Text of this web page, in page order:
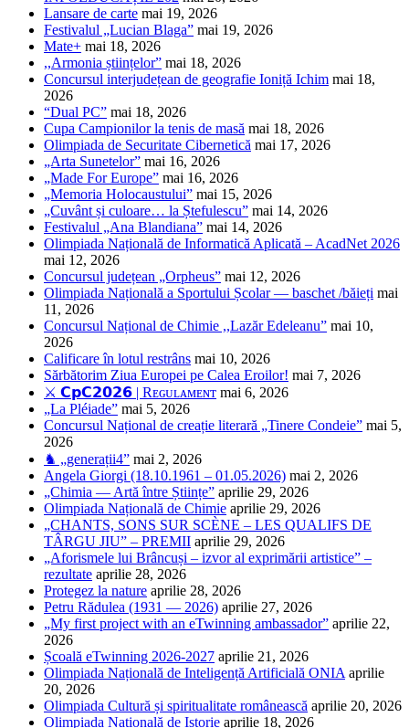
Lansare de carte mai 19, 2026
Festivalul „Lucian Blaga” mai 19, 2026
Mate+ mai 18, 2026
,,Armonia științelor” mai 18, 2026
Concursul interjudețean de geografie Ioniță Ichim mai 18,
2026
“Dual PC” mai 18, 2026
Cupa Campionilor la tenis de masă mai 18, 2026
Olimpiada de Securitate Cibernetică mai 17, 2026
„Arta Sunetelor” mai 16, 2026
„Made For Europe” mai 16, 2026
„Memoria Holocaustului” mai 15, 2026
„Cuvânt și culoare… la Ștefulescu” mai 14, 2026
Festivalul „Ana Blandiana” mai 14, 2026
Olimpiada Națională de Informatică Aplicată – AcadNet 2026
mai 12, 2026
Concursul județean „Orpheus” mai 12, 2026
Olimpiada Națională a Sportului Școlar — baschet /băieți mai
11, 2026
Concursul Național de Chimie ,,Lazăr Edeleanu” mai 10,
2026
Calificare în lotul restrâns mai 10, 2026
Sărbătorim Ziua Europei pe Calea Eroilor! mai 7, 2026
⚔️ 𝗖𝗽𝗖𝟮𝟬𝟮𝟲 | Rᴇɢᴜʟᴀᴍᴇɴᴛ mai 6, 2026
„La Pléiade” mai 5, 2026
Concursul Național de creație literară „Tinere Condeie” mai 5,
2026
♞ „generații4” mai 2, 2026
Angela Giorgi (18.10.1961 – 01.05.2026) mai 2, 2026
„Chimia — Artă între Științe” aprilie 29, 2026
Olimpiada Națională de Chimie aprilie 29, 2026
„CHANTS, SONS SUR SCÈNE – LES QUALIFS DE
TÂRGU JIU” – PREMII aprilie 29, 2026
„Aforismele lui Brâncuși – izvor al exprimării artistice” –
rezultate aprilie 28, 2026
Protegez la nature aprilie 28, 2026
Petru Rădulea (1931 — 2026) aprilie 27, 2026
„My first project with an eTwinning ambassador” aprilie 22,
2026
Școală eTwinning 2026-2027 aprilie 21, 2026
Olimpiada Națională de Inteligență Artificială ONIA aprilie
20, 2026
Olimpiada Cultură și spiritualitate românească aprilie 20, 2026
Olimpiada Națională de Istorie aprilie 18, 2026